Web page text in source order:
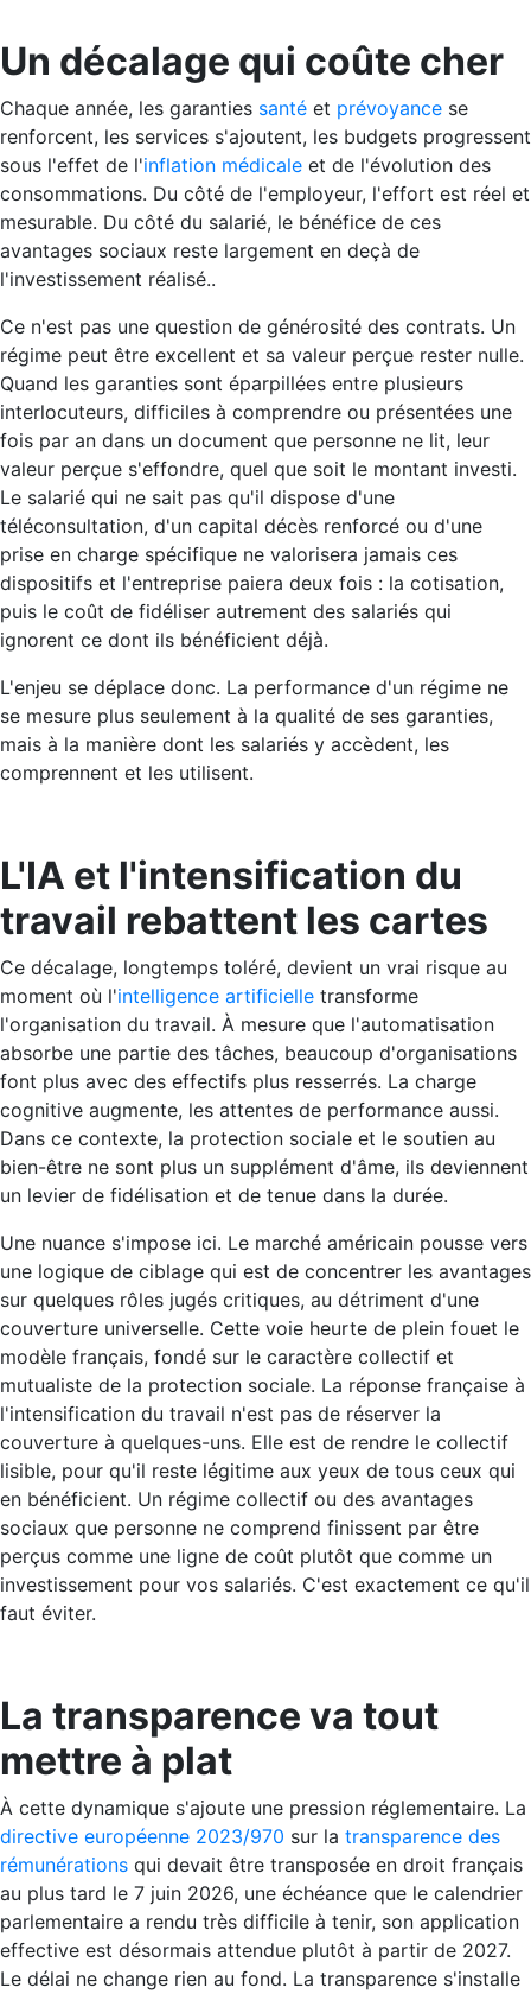
Un décalage qui coûte cher
Chaque année, les garanties santé et prévoyance se
renforcent, les services s'ajoutent, les budgets progressent
sous l'effet de l'inflation médicale et de l'évolution des
consommations. Du côté de l'employeur, l'effort est réel et
mesurable. Du côté du salarié, le bénéfice de ces
avantages sociaux reste largement en deçà de
l'investissement réalisé..
Ce n'est pas une question de générosité des contrats. Un
régime peut être excellent et sa valeur perçue rester nulle.
Quand les garanties sont éparpillées entre plusieurs
interlocuteurs, difficiles à comprendre ou présentées une
fois par an dans un document que personne ne lit, leur
valeur perçue s'effondre, quel que soit le montant investi.
Le salarié qui ne sait pas qu'il dispose d'une
téléconsultation, d'un capital décès renforcé ou d'une
prise en charge spécifique ne valorisera jamais ces
dispositifs et l'entreprise paiera deux fois : la cotisation,
puis le coût de fidéliser autrement des salariés qui
ignorent ce dont ils bénéficient déjà.
L'enjeu se déplace donc. La performance d'un régime ne
se mesure plus seulement à la qualité de ses garanties,
mais à la manière dont les salariés y accèdent, les
comprennent et les utilisent.
L'IA et l'intensification du
travail rebattent les cartes
Ce décalage, longtemps toléré, devient un vrai risque au
moment où l'intelligence artificielle transforme
l'organisation du travail. À mesure que l'automatisation
absorbe une partie des tâches, beaucoup d'organisations
font plus avec des effectifs plus resserrés. La charge
cognitive augmente, les attentes de performance aussi.
Dans ce contexte, la protection sociale et le soutien au
bien-être ne sont plus un supplément d'âme, ils deviennent
un levier de fidélisation et de tenue dans la durée.
Une nuance s'impose ici. Le marché américain pousse vers
une logique de ciblage qui est de concentrer les avantages
sur quelques rôles jugés critiques, au détriment d'une
couverture universelle. Cette voie heurte de plein fouet le
modèle français, fondé sur le caractère collectif et
mutualiste de la protection sociale. La réponse française à
l'intensification du travail n'est pas de réserver la
couverture à quelques-uns. Elle est de rendre le collectif
lisible, pour qu'il reste légitime aux yeux de tous ceux qui
en bénéficient. Un régime collectif ou des avantages
sociaux que personne ne comprend finissent par être
perçus comme une ligne de coût plutôt que comme un
investissement pour vos salariés. C'est exactement ce qu'il
faut éviter.
La transparence va tout
mettre à plat
À cette dynamique s'ajoute une pression réglementaire. La
directive européenne 2023/970 sur la transparence des
rémunérations qui devait être transposée en droit français
au plus tard le 7 juin 2026, une échéance que le calendrier
parlementaire a rendu très difficile à tenir, son application
effective est désormais attendue plutôt à partir de 2027.
Le délai ne change rien au fond. La transparence s'installe